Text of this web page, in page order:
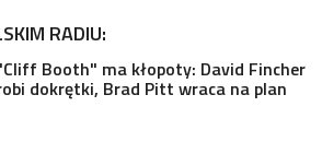
RADIU:
Booth" ma kłopoty: David Fincher
dokrętki, Brad Pitt wraca na plan